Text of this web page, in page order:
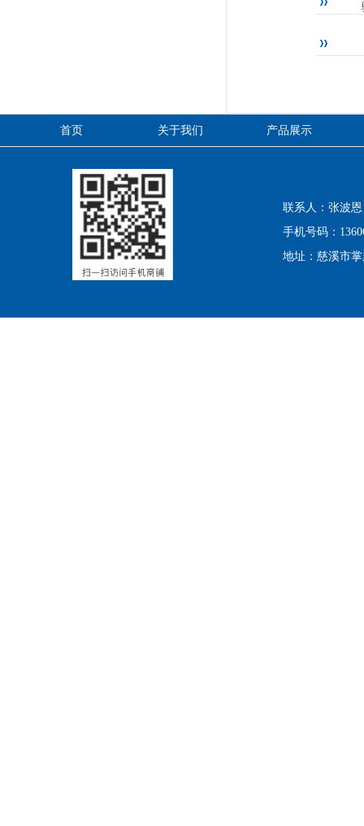
首页 关于我们 产品展示
联系人：张波恩
手机号码：
地址：慈溪市